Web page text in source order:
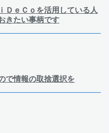
ＤｅＣｏを活用している人
きたい事柄です
で情報の取捨選択を